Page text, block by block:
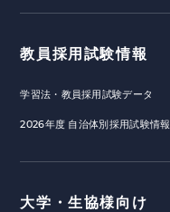
教員採用試験情報
学習法・教員採用試験データ
2026年度 自治体別採用試験情報
大学・生協様向け